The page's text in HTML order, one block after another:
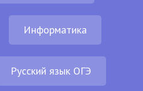
Информатика
Русский язык ОГЭ